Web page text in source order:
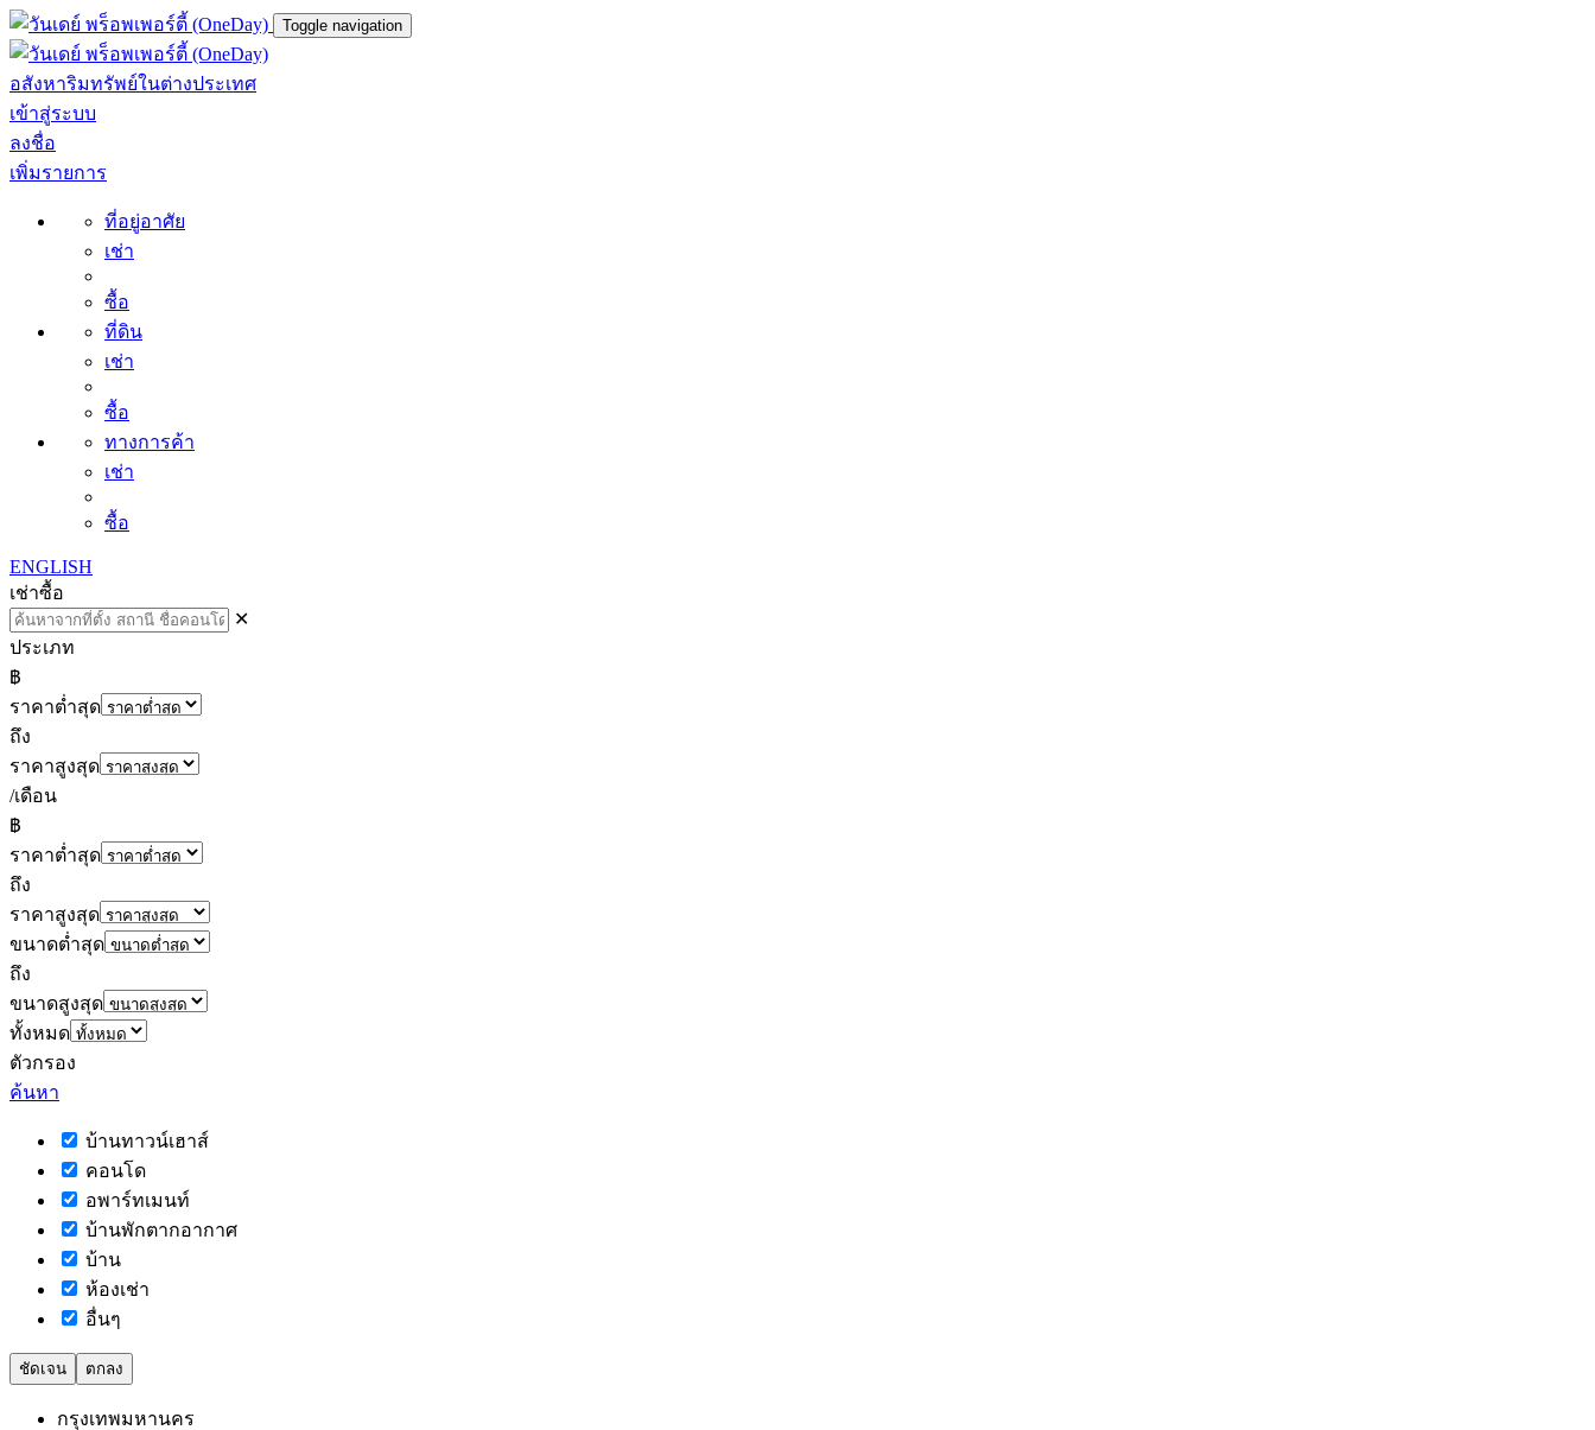
Toggle navigation
อสังหาริมทรัพย์ในต่างประเทศ
เข้าสู่ระบบ
ลงชื่อ
เพิ่มรายการ
ที่อยู่อาศัย
เช่า
ซื้อ
ที่ดิน
เช่า
ซื้อ
ทางการค้า
เช่า
ซื้อ
ENGLISH
เช่าซื้อ
✕
ประเภท
฿
ราคาต่ำสุด
ถึง
ราคาสูงสุด
/เดือน
฿
ราคาต่ำสุด
ถึง
ราคาสูงสุด
ขนาดต่ำสุด
ถึง
ขนาดสูงสุด
ทั้งหมด
ตัวกรอง
ค้นหา
บ้านทาวน์เฮาส์
คอนโด
อพาร์ทเมนท์
บ้านพักตากอากาศ
บ้าน
ห้องเช่า
อื่นๆ
ชัดเจน ตกลง
กรุงเทพมหานคร